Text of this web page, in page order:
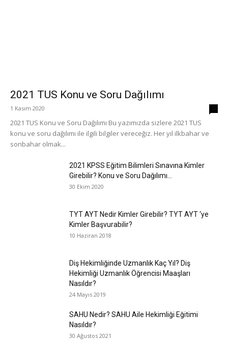
2021 TUS Konu ve Soru Dağılımı
1 Kasım 2020
2021 TUS Konu ve Soru Dağılımı Bu yazımızda sizlere 2021 TUS
konu ve soru dağılımı ile ilgili bilgiler vereceğiz. Her yıl ilkbahar ve
sonbahar olmak...
2021 KPSS Eğitim Bilimleri Sınavına Kimler
Girebilir? Konu ve Soru Dağılımı...
30 Ekim 2020
TYT AYT Nedir Kimler Girebilir? TYT AYT ‘ye
Kimler Başvurabilir?
10 Haziran 2018
Diş Hekimliğinde Uzmanlık Kaç Yıl? Diş
Hekimliği Uzmanlık Öğrencisi Maaşları
Nasıldır?
24 Mayıs 2019
SAHU Nedir? SAHU Aile Hekimliği Eğitimi
Nasıldır?
30 Ağustos 2021